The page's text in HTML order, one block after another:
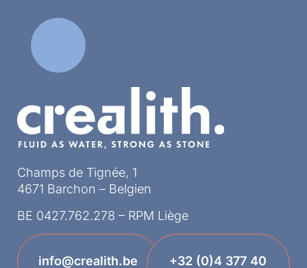
Champs de Tignée, 1
4671 Barchon – Belgien
BE 0427.762.278 – RPM Liège
info@crealith.be
+32 (0)4 377 40